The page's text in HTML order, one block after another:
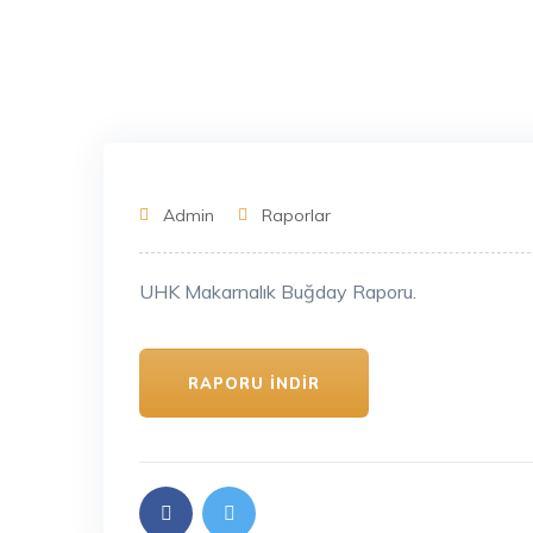
Admin Raporlar
UHK Makarnalık Buğday Raporu.
RAPORU İNDIR